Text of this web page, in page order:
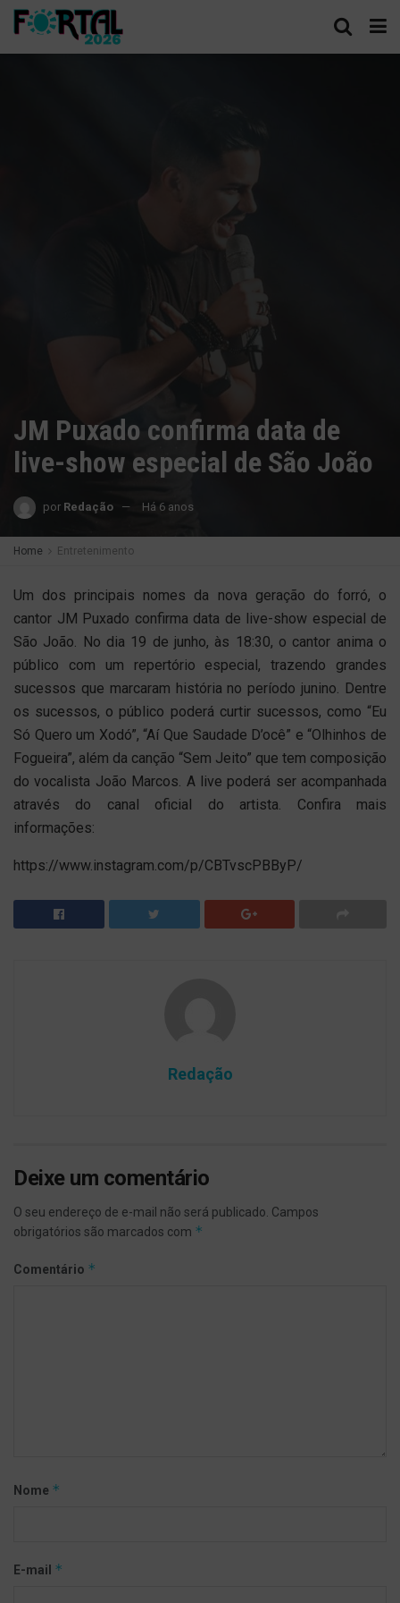
JM Puxado confirma data de
live-show especial de São João
por Redação Há 6 anos
Home Entretenimento
Um dos principais nomes da nova geração do forró, o
cantor JM Puxado confirma data de live-show especial de
São João. No dia 19 de junho, às 18:30, o cantor anima o
público com um repertório especial, trazendo grandes
sucessos que marcaram história no período junino. Dentre
os sucessos, o público poderá curtir sucessos, como “Eu
Só Quero um Xodó”, “Aí Que Saudade D’ocê” e “Olhinhos de
Fogueira”, além da canção “Sem Jeito” que tem composição
do vocalista João Marcos. A live poderá ser acompanhada
através do canal oficial do artista. Confira mais
informações:
https://www.instagram.com/p/CBTvscPBByP/
Redação
Deixe um comentário
O seu endereço de e-mail não será publicado. Campos
obrigatórios são marcados com *
Comentário *
Nome *
E-mail *